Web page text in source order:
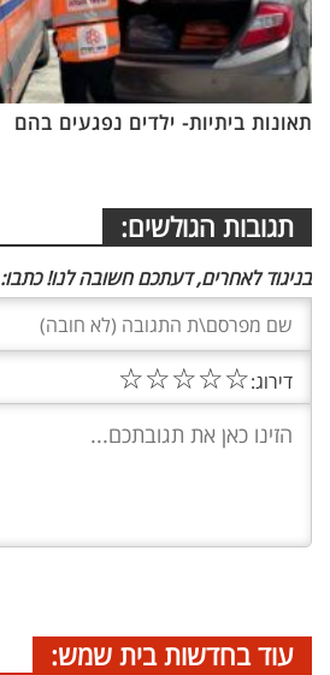
תאונות ביתיות- ילדים נפגעים בהם
תגובות הגולשים:
בניגוד לאחרים, דעתכם חשובה לנו! כתבו:
דירוג:☆
☆
☆
☆
☆
עוד בחדשות בית שמש: